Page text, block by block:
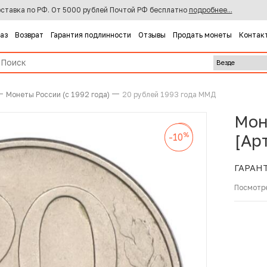
по РФ. От 5000 рублей Почтой РФ бесплатно подробнее...
Возврат Гарантия подлинности Отзывы Продать монеты
Монеты России (с 1992 года) 20 рублей 1993 года ММД
-10%
-10%
-10%